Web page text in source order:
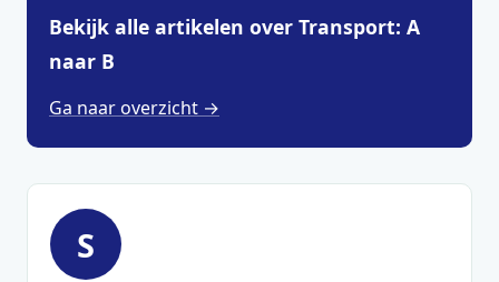
Bekijk alle artikelen over Transport: A
naar B
Ga naar overzicht →
S